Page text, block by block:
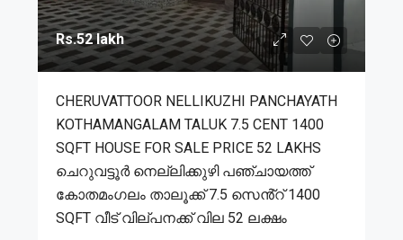
Rs.52 lakh
CHERUVATTOOR NELLIKUZHI PANCHAYATH
KOTHAMANGALAM TALUK 7.5 CENT 1400
SQFT HOUSE FOR SALE PRICE 52 LAKHS
ചെറുവട്ടൂർ നെല്ലിക്കുഴി പഞ്ചായത്ത്
കോതമംഗലം താലൂക്ക് 7.5 സെൻ്റ് 1400
SQFT വീട് വില്പനക്ക് വില 52 ലക്ഷം